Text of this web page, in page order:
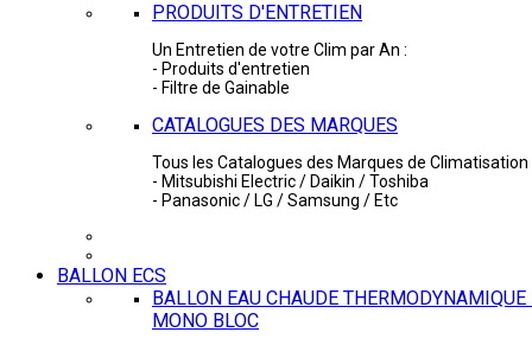
PRODUITS D'ENTRETIEN
Un Entretien de votre Clim par An :
- Produits d'entretien
- Filtre de Gainable
CATALOGUES DES MARQUES
Tous les Catalogues des Marques de Climatisation
- Mitsubishi Electric / Daikin / Toshiba
- Panasonic / LG / Samsung / Etc
BALLON ECS
BALLON EAU CHAUDE THERMODYNAMIQUE
MONO BLOC